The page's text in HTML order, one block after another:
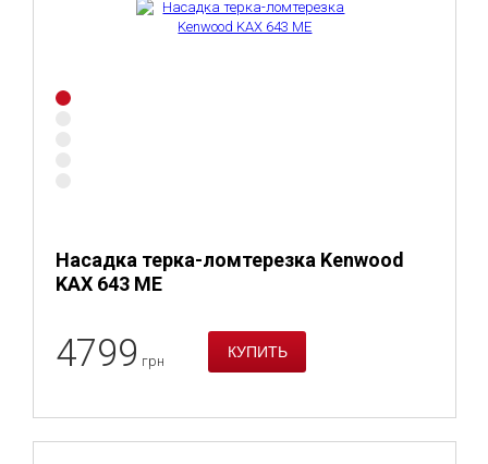
Насадка терка-ломтерезка Kenwood
KAX 643 ME
4799 грн